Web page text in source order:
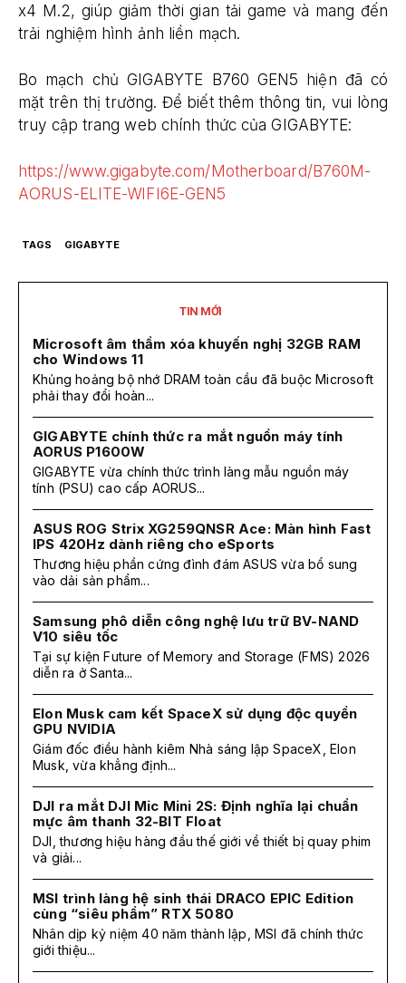
x4 M.2, giúp giảm thời gian tải game và mang đến
trải nghiệm hình ảnh liền mạch.
Bo mạch chủ GIGABYTE B760 GEN5 hiện đã có
mặt trên thị trường. Để biết thêm thông tin, vui lòng
truy cập trang web chính thức của GIGABYTE:
https://www.gigabyte.com/Motherboard/B760M-
AORUS-ELITE-WIFI6E-GEN5
TAGS GIGABYTE
TIN MỚI
Microsoft âm thầm xóa khuyến nghị 32GB RAM
cho Windows 11
Khủng hoảng bộ nhớ DRAM toàn cầu đã buộc Microsoft
phải thay đổi hoàn...
GIGABYTE chính thức ra mắt nguồn máy tính
AORUS P1600W
GIGABYTE vừa chính thức trình làng mẫu nguồn máy
tính (PSU) cao cấp AORUS...
ASUS ROG Strix XG259QNSR Ace: Màn hình Fast
IPS 420Hz dành riêng cho eSports
Thương hiệu phần cứng đình đám ASUS vừa bổ sung
vào dải sản phẩm...
Samsung phô diễn công nghệ lưu trữ BV-NAND
V10 siêu tốc
Tại sự kiện Future of Memory and Storage (FMS) 2026
diễn ra ở Santa...
Elon Musk cam kết SpaceX sử dụng độc quyền
GPU NVIDIA
Giám đốc điều hành kiêm Nhà sáng lập SpaceX, Elon
Musk, vừa khẳng định...
DJI ra mắt DJI Mic Mini 2S: Định nghĩa lại chuẩn
mực âm thanh 32-BIT Float
DJI, thương hiệu hàng đầu thế giới về thiết bị quay phim
và giải...
MSI trình làng hệ sinh thái DRACO EPIC Edition
cùng “siêu phẩm” RTX 5080
Nhân dịp kỷ niệm 40 năm thành lập, MSI đã chính thức
giới thiệu...